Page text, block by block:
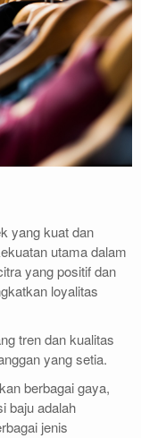
yang kuat dan
utama dalam
yang positif dan
loyalitas
tren dan kualitas
yang setia.
berbagai gaya,
baju adalah
jenis